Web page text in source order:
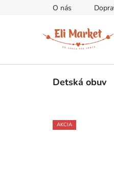
O nás
Detská obuv
AKCIA